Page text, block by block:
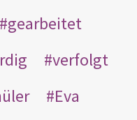
gearbeitet
verfolgt
Eva